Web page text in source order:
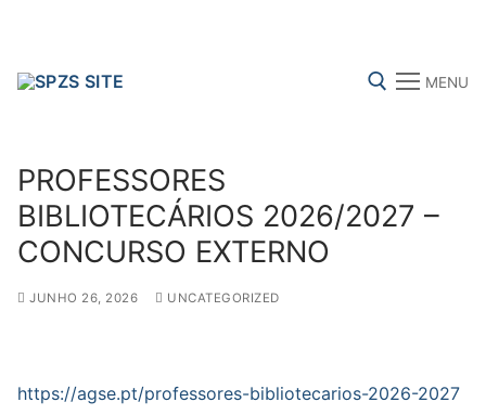
MENU
FENPROF CGTP-IN FRENTE COMUM
PROFESSORES
BIBLIOTECÁRIOS 2026/2027 –
CONCURSO EXTERNO
JUNHO 26, 2026 UNCATEGORIZED
https://agse.pt/professores-bibliotecarios-2026-2027